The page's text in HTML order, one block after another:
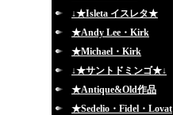
↓★Isleta イスレタ★
★Andy Lee・Kirk
★Michael・Kirk
↓★サントドミンゴ★↓
★Antique&Old作品
★Sedelio・Fidel・Lovat